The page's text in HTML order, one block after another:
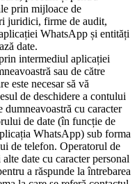
prin mijloace de
juridici, firme de audit,
WhatsApp și entități
date.
intermediul aplicației
sau de către
este necesar să vă
de deschidere a contului
cu caracter
de date (în funcție de
WhatsApp) sub forma
de telefon. Operatorul de
date cu caracter personal
a răspunde la întrebarea